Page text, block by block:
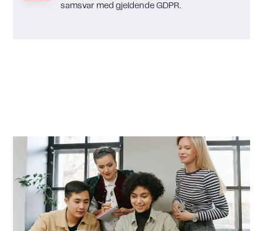
samsvar med gjeldende GDPR.